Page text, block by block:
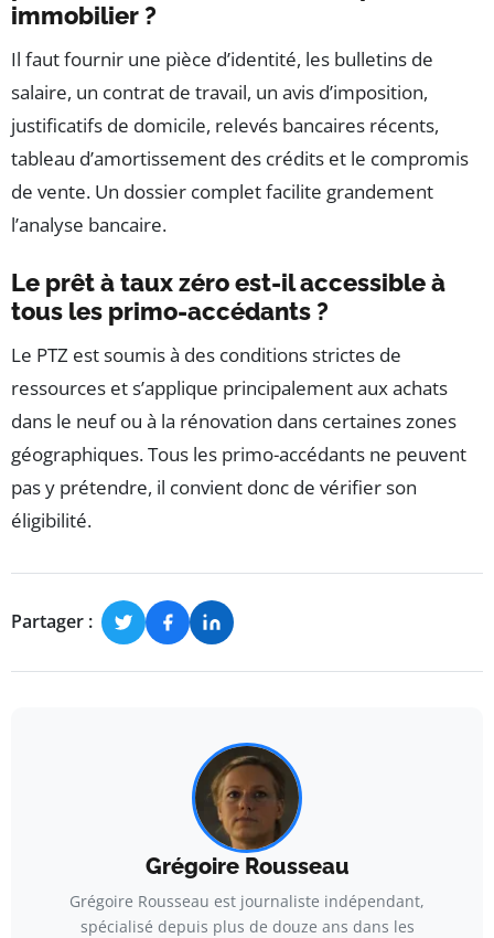
immobilier ?
Il faut fournir une pièce d’identité, les bulletins de
salaire, un contrat de travail, un avis d’imposition,
justificatifs de domicile, relevés bancaires récents,
tableau d’amortissement des crédits et le compromis
de vente. Un dossier complet facilite grandement
l’analyse bancaire.
Le prêt à taux zéro est-il accessible à
tous les primo-accédants ?
Le PTZ est soumis à des conditions strictes de
ressources et s’applique principalement aux achats
dans le neuf ou à la rénovation dans certaines zones
géographiques. Tous les primo-accédants ne peuvent
pas y prétendre, il convient donc de vérifier son
éligibilité.
Partager :
Grégoire Rousseau
Grégoire Rousseau est journaliste indépendant,
spécialisé depuis plus de douze ans dans les